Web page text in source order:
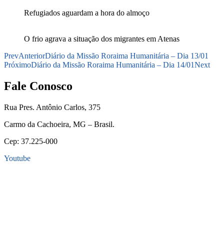
Refugiados aguardam a hora do almoço
O frio agrava a situação dos migrantes em Atenas
PrevAnteriorDiário da Missão Roraima Humanitária – Dia 13/01
PróximoDiário da Missão Roraima Humanitária – Dia 14/01Next
Fale Conosco
Rua Pres. Antônio Carlos, 375
Carmo da Cachoeira, MG – Brasil.
Cep: 37.225-000
Youtube